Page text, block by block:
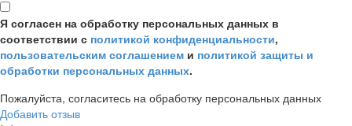
Я согласен на обработку персональных данных в
соответствии с политикой конфиденциальности,
пользовательским соглашением и политикой защиты и
обработки персональных данных.
Пожалуйста, согласитесь на обработку персональных данных
Добавить отзыв